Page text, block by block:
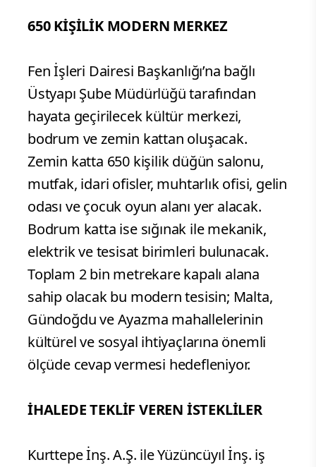
650 KİŞİLİK MODERN MERKEZ
Fen İşleri Dairesi Başkanlığı’na bağlı
Üstyapı Şube Müdürlüğü tarafından
hayata geçirilecek kültür merkezi,
bodrum ve zemin kattan oluşacak.
Zemin katta 650 kişilik düğün salonu,
mutfak, idari ofisler, muhtarlık ofisi, gelin
odası ve çocuk oyun alanı yer alacak.
Bodrum katta ise sığınak ile mekanik,
elektrik ve tesisat birimleri bulunacak.
Toplam 2 bin metrekare kapalı alana
sahip olacak bu modern tesisin; Malta,
Gündoğdu ve Ayazma mahallelerinin
kültürel ve sosyal ihtiyaçlarına önemli
ölçüde cevap vermesi hedefleniyor.
İHALEDE TEKLİF VEREN İSTEKLİLER
Kurttepe İnş. A.Ş. ile Yüzüncüyıl İnş. iş